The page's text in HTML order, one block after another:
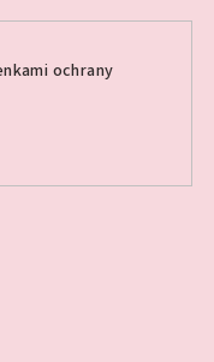
ochrany